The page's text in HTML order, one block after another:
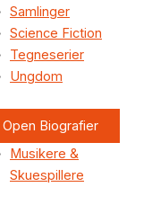
Samlinger
Science Fiction
Tegneserier
Ungdom
Open Biografier
Musikere &
Skuespillere